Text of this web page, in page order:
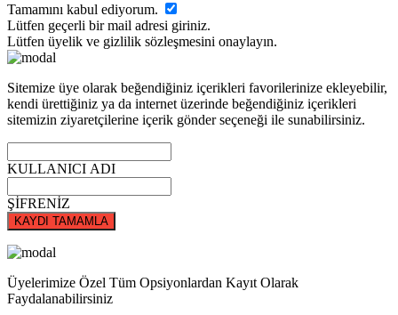
Tamamını kabul ediyorum.
Lütfen geçerli bir mail adresi giriniz.
Lütfen üyelik ve gizlilik sözleşmesini onaylayın.
Sitemize üye olarak beğendiğiniz içerikleri favorilerinize ekleyebilir,
kendi ürettiğiniz ya da internet üzerinde beğendiğiniz içerikleri
sitemizin ziyaretçilerine içerik gönder seçeneği ile sunabilirsiniz.
KULLANICI ADI
ŞİFRENİZ
KAYDI TAMAMLA
Üyelerimize Özel Tüm Opsiyonlardan Kayıt Olarak
Faydalanabilirsiniz